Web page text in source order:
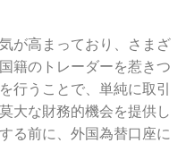
が高まっており、さまざ
籍のトレーダーを惹きつ
行うことで、単純に取引
大な財務的機会を提供し
る前に、外国為替口座に